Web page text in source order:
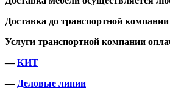
Доставка до транспортной
Услуги транспортной компании
—КИТ
— Деловые линии